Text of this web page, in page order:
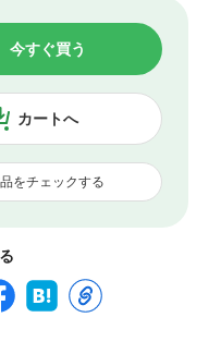
カートへ
今すぐ買う
をチェックする